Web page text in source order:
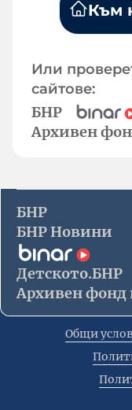
Към
Или
сайтове:
БНР
Архивен
БНР
БНР Новини
Детското.БНР
Архивен фонд
Общи